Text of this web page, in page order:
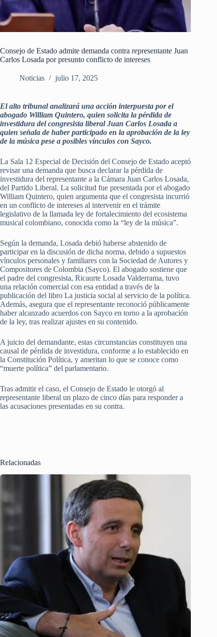
Consejo de Estado admite demanda contra representante Juan
Carlos Losada por presunto conflicto de intereses
Noticias julio 17, 2025
El alto tribunal analizará una acción interpuesta por el
abogado William Quintero, quien solicita la pérdida de
investidura del congresista liberal Juan Carlos Losada a
quien señala de haber participado en la aprobación de la ley
de la música pese a posibles vínculos con Sayco.
La Sala 12 Especial de Decisión del Consejo de Estado aceptó
revisar una demanda que busca declarar la pérdida de
investidura del representante a la Cámara Juan Carlos Losada,
del Partido Liberal. La solicitud fue presentada por el abogado
William Quintero, quien argumenta que el congresista incurrió
en un conflicto de intereses al intervenir en el trámite
legislativo de la llamada ley de fortalecimiento del ecosistema
musical colombiano, conocida como la “ley de la música”.
Según la demanda, Losada debió haberse abstenido de
participar en la discusión de dicha norma, debido a supuestos
vínculos personales y familiares con la Sociedad de Autores y
Compositores de Colombia (Sayco). El abogado sostiene que
el padre del congresista, Ricaurte Losada Valderrama, tuvo
una relación comercial con esa entidad a través de la
publicación del libro La justicia social al servicio de la política.
Además, asegura que el representante reconoció públicamente
haber alcanzado acuerdos con Sayco en torno a la aprobación
de la ley, tras realizar ajustes en su contenido.
A juicio del demandante, estas circunstancias constituyen una
causal de pérdida de investidura, conforme a lo establecido en
la Constitución Política, y ameritan lo que se conoce como
“muerte política” del parlamentario.
Tras admitir el caso, el Consejo de Estado le otorgó al
representante liberal un plazo de cinco días para responder a
las acusaciones presentadas en su contra.
Relacionadas